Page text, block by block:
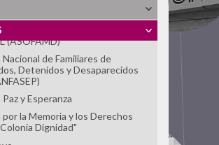
DE FAMILIARES DE
DESAPARECIDOS Y
POR LA LIBERACIÓN
(ASOFAMD)
de Familiares de
Detenidos y Desaparecidos
y Esperanza
la Memoria y los Derechos
Dignidad"